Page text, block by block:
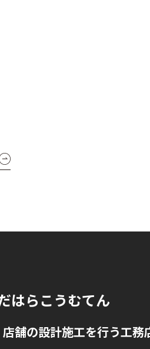
はらこうむてん
舗の設計施工を行う工務